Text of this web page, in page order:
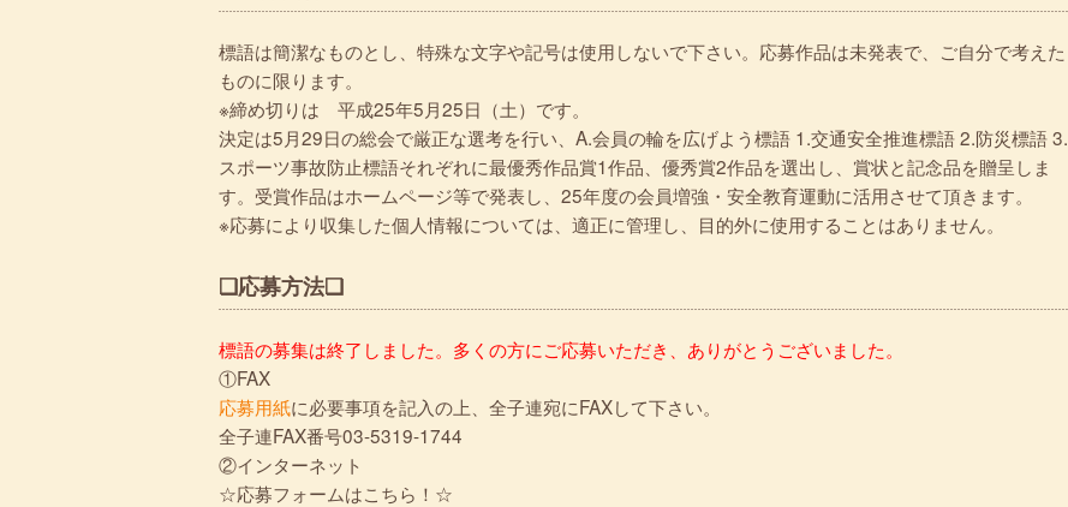
標語は簡潔なものとし、特殊な文字や記号は使用しないで下さい。応募作品は未発表で、ご自分で考えた
ものに限ります。
※締め切りは 平成25年5月25日（土）です。
決定は5月29日の総会で厳正な選考を行い、A.会員の輪を広げよう標語 1.交通安全推進標語 2.防災標語 3.
スポーツ事故防止標語それぞれに最優秀作品賞1作品、優秀賞2作品を選出し、賞状と記念品を贈呈しま
す。受賞作品はホームページ等で発表し、25年度の会員増強・安全教育運動に活用させて頂きます。
※応募により収集した個人情報については、適正に管理し、目的外に使用することはありません。
❏応募方法❏
標語の募集は終了しました。多くの方にご応募いただき、ありがとうございました。
①FAX
応募用紙に必要事項を記入の上、全子連宛にFAXして下さい。
全子連FAX番号03-5319-1744
②インターネット
☆応募フォームはこちら！☆